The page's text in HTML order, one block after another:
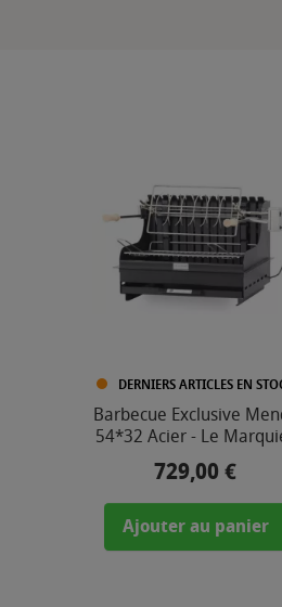
DERNIERS ARTICLES EN
Barbecue Exclusive
54*32 Acier - Le
Prix
729,00 €
Ajouter au panier